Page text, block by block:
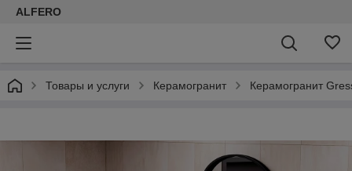
ALFERO
Товары и услуги Керамогранит Керамогранит